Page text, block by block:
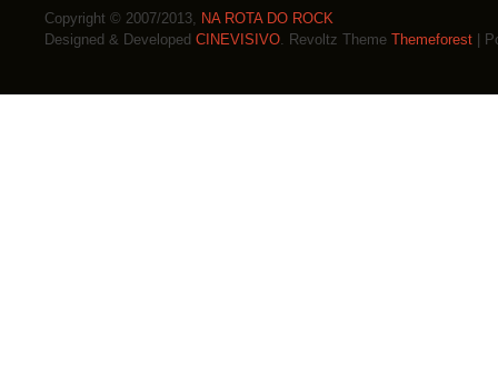
Copyright © 2007/2013, NA ROTA DO ROCK
Designed & Developed CINEVISIVO. Revoltz Theme Themeforest |